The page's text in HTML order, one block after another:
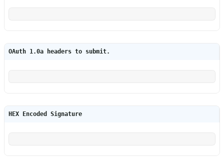
OAuth 1.0a headers to submit.
HEX Encoded Signature